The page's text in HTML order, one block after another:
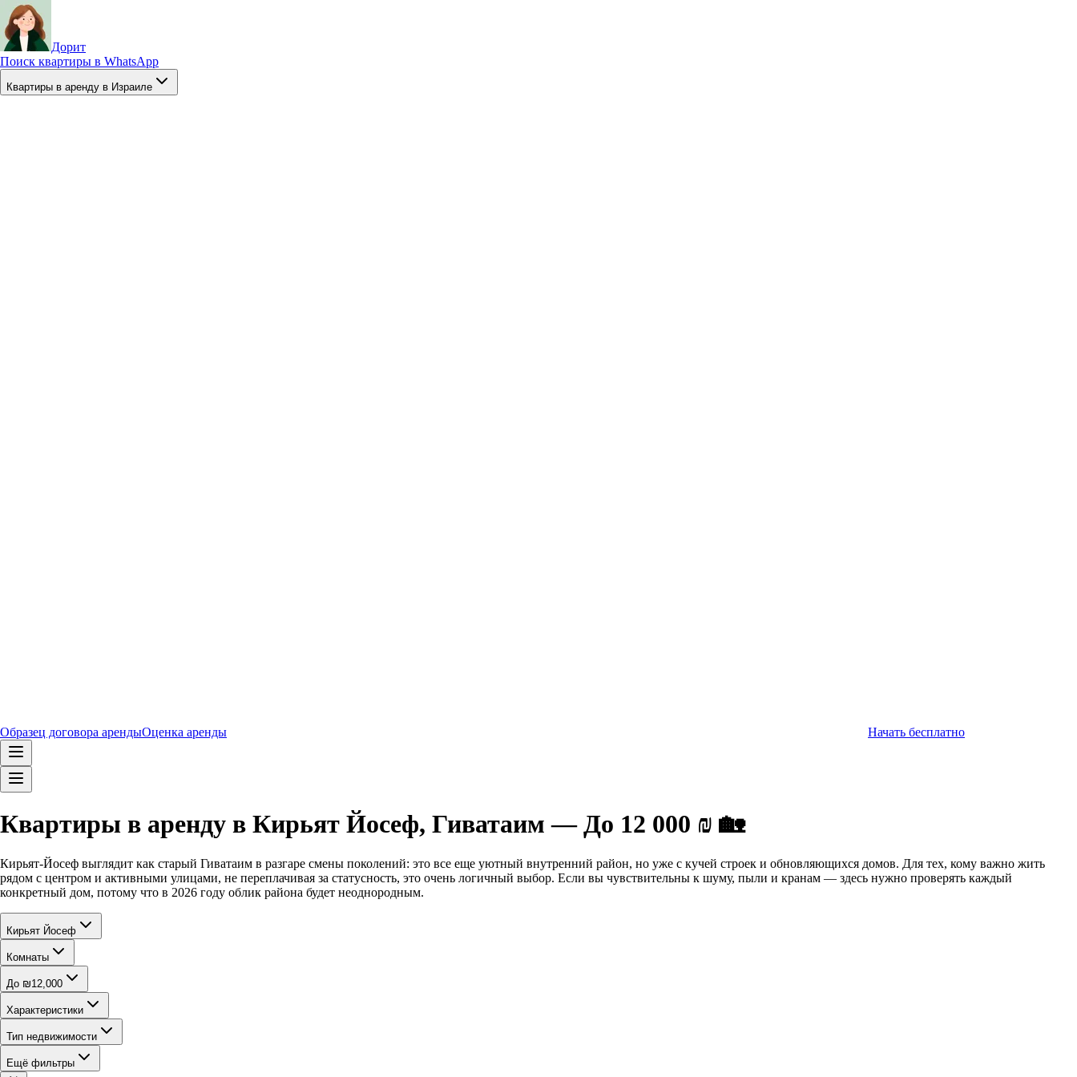
Дорит
Поиск квартиры в WhatsApp
Квартиры в аренду в Израиле
Образец договора арендыОценка аренды Начать бесплатно
Квартиры в аренду в Кирьят Йосеф, Гиватаим — До 12 000 ₪ 🏡
Кирьят-Йосеф выглядит как старый Гиватаим в разгаре смены поколений: это все еще уютный внутренний район, но уже с кучей строек и обновляющихся домов. Для тех, кому важно жить
рядом с центром и активными улицами, не переплачивая за статусность, это очень логичный выбор. Если вы чувствительны к шуму, пыли и кранам — здесь нужно проверять каждый
конкретный дом, потому что в 2026 году облик района будет неоднородным.
Кирьят Йосеф
Комнаты
До ₪12,000
Характеристики
Тип недвижимости
Ещё фильтры